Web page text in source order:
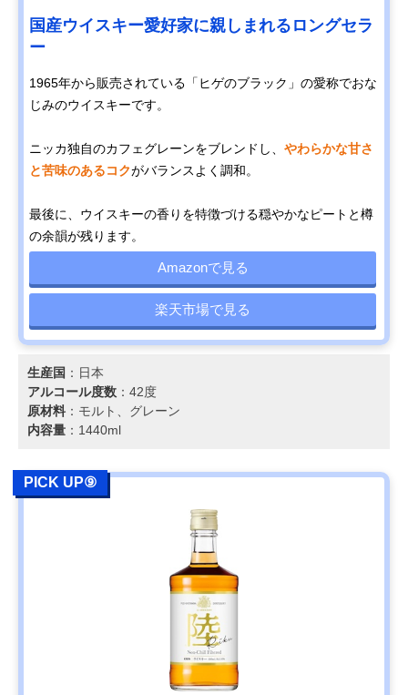
国産ウイスキー愛好家に親しまれるロングセラ
ー
1965年から販売されている「ヒゲのブラック」の愛称でおな
じみのウイスキーです。
ニッカ独自のカフェグレーンをブレンドし、 やわらかな甘さ
と苦味のあるコクがバランスよく調和。
最後に、ウイスキーの香りを特徴づける穏やかなピートと樽
の余韻が残ります。
Amazonで見る
楽天市場で見る
生産国 ：日本
アルコール度数 ：42度
原材料 ：モルト、グレーン
内容量 ：1440ml
PICK UP⑨